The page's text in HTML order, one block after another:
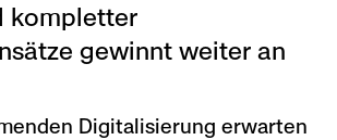
kompletter
gewinnt weiter an
Digitalisierung erwarten